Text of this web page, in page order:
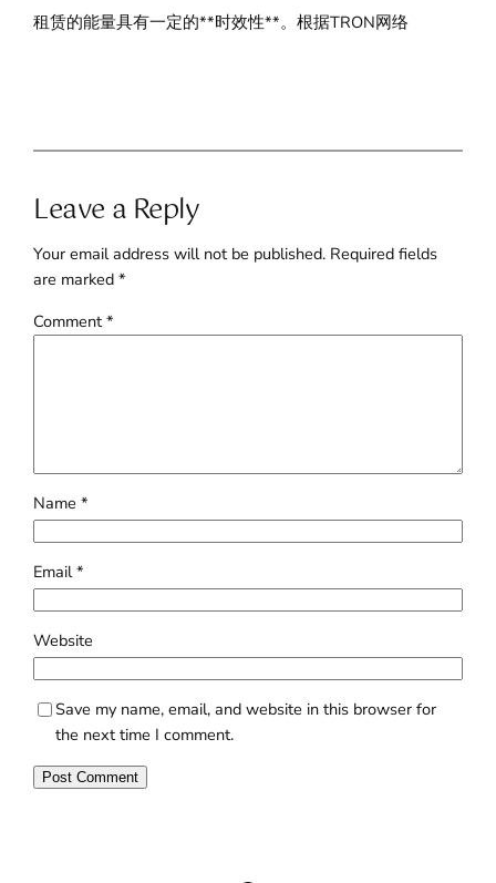
租赁的能量具有一定的**时效性**。根据TRON网络
Leave a Reply
Your email address will not be published. Required fields
are marked*
Comment*
Name*
Email*
Website
Save my name, email, and website in this browser for
the next time I comment.